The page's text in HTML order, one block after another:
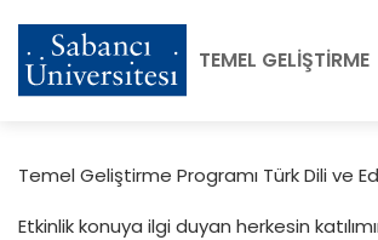
TEMEL GELİŞTİRME
Temel Geliştirme Programı Türk Dili ve
Etkinlik konuya ilgi duyan herkesin